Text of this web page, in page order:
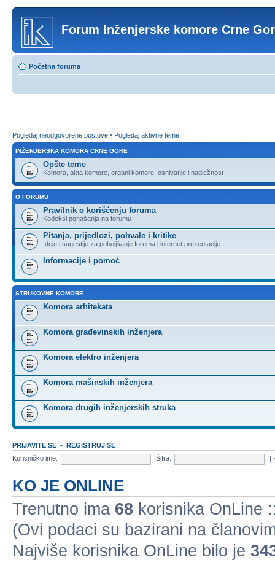
Forum Inženjerske komore Crne
Početna foruma
Pogledaj neodgovorene postove • Pogledaj aktivne teme
INŽENJERSKA KOMORA CRNE GORE
Opšte teme
Komora, akta komore, organi komore, osnivanje i nadležnost
O FORUMU
Pravilnik o korišćenju foruma
Kodeksi ponašanja na forumu
Pitanja, prijedlozi, pohvale i kritike
Ideje i sugestije za poboljšanje foruma i internet prezentacije
Informacije i pomoć
STRUKOVNE KOMORE
Komora arhitekata
Komora građevinskih inženjera
Komora elektro inženjera
Komora mašinskih inženjera
Komora drugih inženjerskih struka
PRIJAVITE SE • REGISTRUJ SE
Korisničko ime:
Šifra:
KO JE ONLINE
Trenutno ima 68 korisnika OnLine
(Ovi podaci su bazirani na
Najviše korisnika OnLine bilo je